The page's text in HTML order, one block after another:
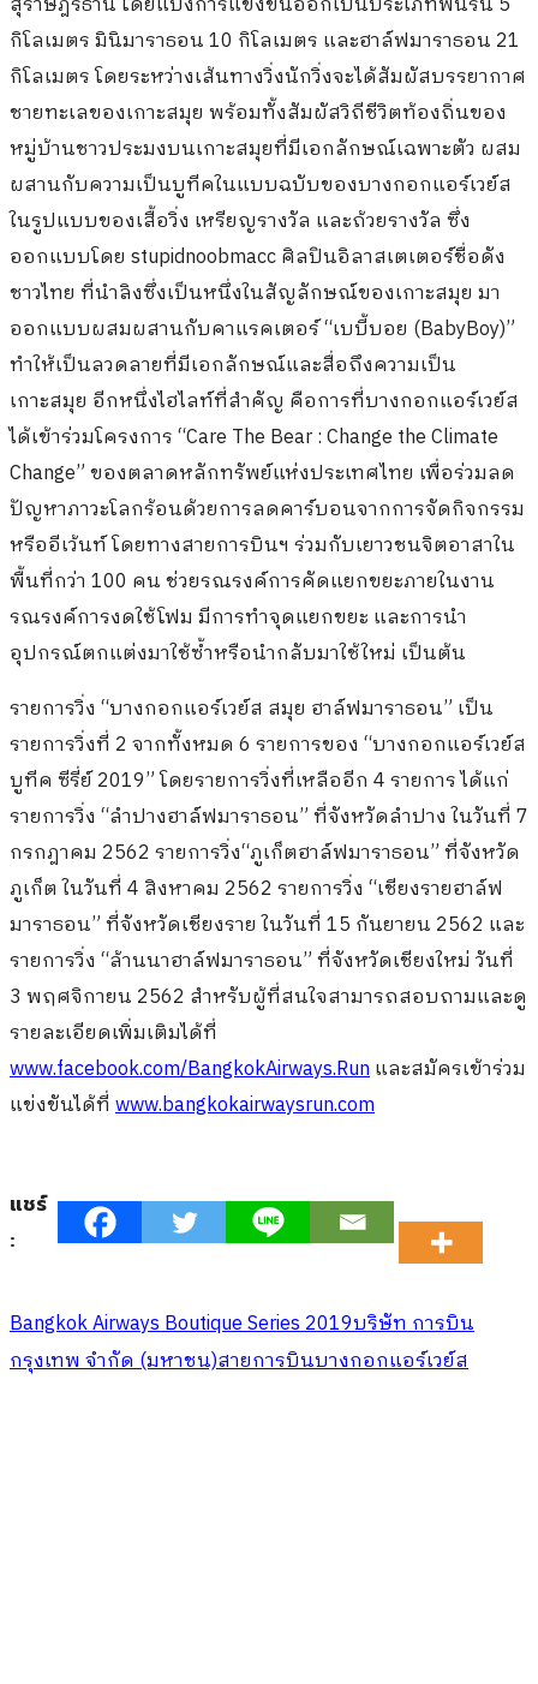
กิโลเมตร มินิมาราธอน10 กิโลเมตร และฮาล์ฟมาราธอน 21
กิโลเมตร โดยระหว่างเส้นทางวิ่งนักวิ่งจะได้สัมผัสบรรยากาศ
ชายทะเลของเกาะสมุย พร้อมทั้งสัมผัสวิถีชีวิตท้องถิ่นของ
หมู่บ้านชาวประมงบนเกาะสมุยที่มีเอกลักษณ์เฉพาะตัว ผสม
ผสานกับความเป็นบูทีคในแบบฉบับของบางกอกแอร์เวย์ส
ในรูปแบบของเสื้อวิ่ง เหรียญรางวัล และถ้วยรางวัล ซึ่ง
ออกแบบโดย stupidnoobmaccศิลปินอิลาสเตเตอร์ชื่อดัง
ชาวไทย ที่นำลิงซึ่งเป็นหนึ่งในสัญลักษณ์ของเกาะสมุย มา
ออกแบบผสมผสานกับคาแรคเตอร์“เบบี้บอย (BabyBoy)”
ทำให้เป็นลวดลายที่มีเอกลักษณ์และสื่อถึงความเป็น
เกาะสมุย อีกหนึ่งไฮไลท์ที่สำคัญ คือการที่บางกอกแอร์เวย์ส
ได้เข้าร่วมโครงการ“Care The Bear : Change the Climate
Change”ของตลาดหลักทรัพย์แห่งประเทศไทย เพื่อร่วมลด
ปัญหาภาวะโลกร้อนด้วยการลดคาร์บอนจากการจัดกิจกรรม
หรืออีเว้นท์ โดยทางสายการบินฯ ร่วมกับเยาวชนจิตอาสาใน
พื้นที่กว่า 100 คน ช่วยรณรงค์การคัดแยกขยะภายในงาน
รณรงค์การงดใช้โฟม มีการทำจุดแยกขยะ และการนำ
อุปกรณ์ตกแต่งมาใช้ซ้ำหรือนำกลับมาใช้ใหม่ เป็นต้น
รายการวิ่ง “บางกอกแอร์เวย์ส สมุย ฮาล์ฟมาราธอน” เป็น
รายการวิ่งที่ 2 จากทั้งหมด 6 รายการของ “บางกอกแอร์เวย์ส
บูทีค ซีรี่ย์ 2019” โดยรายการวิ่งที่เหลืออีก 4 รายการ ได้แก่
รายการวิ่ง “ลำปางฮาล์ฟมาราธอน”ที่จังหวัดลำปาง ในวันที่ 7
กรกฎาคม 2562 รายการวิ่ง“ภูเก็ตฮาล์ฟมาราธอน”ที่จังหวัด
ภูเก็ต ในวันที่ 4 สิงหาคม 2562 รายการวิ่ง “เชียงรายฮาล์ฟ
มาราธอน”ที่จังหวัดเชียงราย ในวันที่ 15 กันยายน 2562 และ
รายการวิ่ง “ล้านนาฮาล์ฟมาราธอน”ที่จังหวัดเชียงใหม่ วันที่
3 พฤศจิกายน 2562 สำหรับผู้ที่สนใจสามารถสอบถามและดู
รายละเอียดเพิ่มเติมได้ที่
www.facebook.com/BangkokAirways.Runและสมัครเข้าร่วม
แข่งขันได้ที่ www.bangkokairwaysrun.com
แชร์
:
Bangkok Airways Boutique Series 2019บริษัท การบิน
กรุงเทพ จำกัด (มหาชน)สายการบินบางกอกแอร์เวย์ส